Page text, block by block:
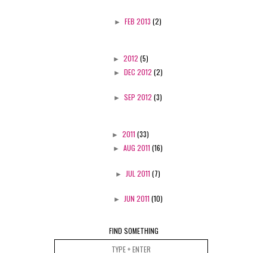
► FEB 2013 (2)
► 2012 (5)
► DEC 2012 (2)
► SEP 2012 (3)
► 2011 (33)
► AUG 2011 (16)
► JUL 2011 (7)
► JUN 2011 (10)
FIND SOMETHING